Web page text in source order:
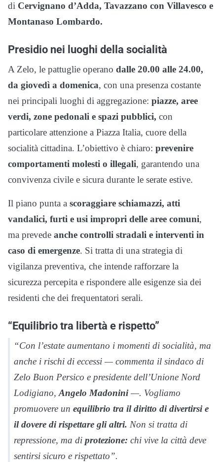
di Cervignano d’Adda, Tavazzano con Villavesco e
Montanaso Lombardo.
Presidio nei luoghi della socialità
A Zelo, le pattuglie operano dalle 20.00 alle 24.00,
da giovedì a domenica, con una presenza costante
nei principali luoghi di aggregazione: piazze, aree
verdi, zone pedonali e spazi pubblici, con
particolare attenzione a Piazza Italia, cuore della
socialità cittadina. L’obiettivo è chiaro: prevenire
comportamenti molesti o illegali, garantendo una
convivenza civile e sicura durante le serate estive.
Il piano punta a scoraggiare schiamazzi, atti
vandalici, furti e usi impropri delle aree comuni,
ma prevede anche controlli stradali e interventi in
caso di emergenze. Si tratta di una strategia di
vigilanza preventiva, che intende rafforzare la
sicurezza percepita e rispondere alle esigenze sia dei
residenti che dei frequentatori serali.
“Equilibrio tra libertà e rispetto”
“Con l’estate aumentano i momenti di socialità, ma
anche i rischi di eccessi — commenta il sindaco di
Zelo Buon Persico e presidente dell’Unione Nord
Lodigiano,Angelo Madonini—. Vogliamo
promuovere un equilibrio tra il diritto di divertirsi e
il dovere di rispettare gli altri. Non si tratta di
repressione, ma di protezione: chi vive la città deve
sentirsi sicuro e rispettato”.